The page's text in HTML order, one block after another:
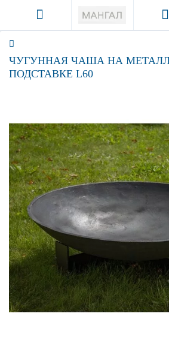
ЧУГУННАЯ ЧАША НА
ПОДСТАВКЕ L60